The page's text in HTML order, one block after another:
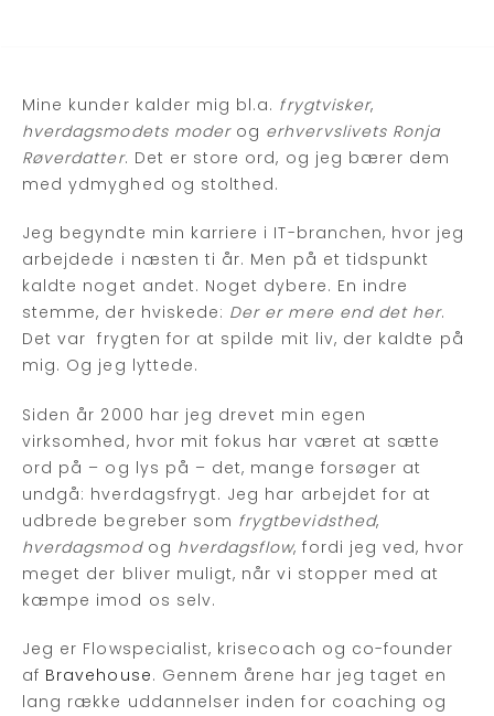
Mine kunder kalder mig bl.a. frygtvisker,
hverdagsmodets moderog erhvervslivets Ronja
Røverdatter. Det er store ord, og jeg bærer dem
med ydmyghed og stolthed.
Jeg begyndte min karriere i IT-branchen, hvor jeg
arbejdede i næsten ti år. Men på et tidspunkt
kaldte noget andet. Noget dybere. En indre
stemme, der hviskede: Der er mere end det her.
Det var frygten for at spilde mit liv, der kaldte på
mig. Og jeg lyttede.
Siden år 2000 har jeg drevet min egen
virksomhed, hvor mit fokus har været at sætte
ord på – og lys på – det, mange forsøger at
undgå: hverdagsfrygt. Jeg har arbejdet for at
udbrede begreber som frygtbevidsthed,
hverdagsmodog hverdagsflow, fordi jeg ved, hvor
meget der bliver muligt, når vi stopper med at
kæmpe imod os selv.
Jeg er Flowspecialist, krisecoach og co-founder
af Bravehouse. Gennem årene har jeg taget en
lang række uddannelser inden for coaching og